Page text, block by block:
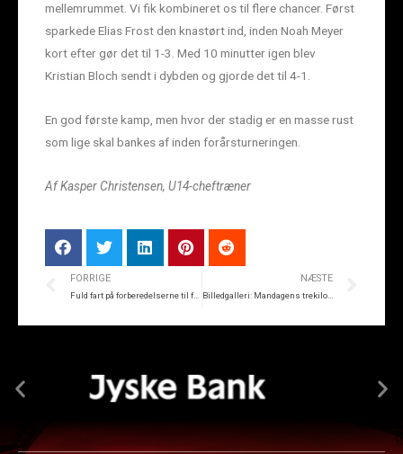
mellemrummet. Vi fik kombineret os til flere chancer. Først
sparkede Elias Frost den knastørt ind, inden Noah Meyer
kort efter gør det til 1-3. Med 10 minutter igen blev
Kristian Bloch sendt i dybden og gjorde det til 4-1.
En god første kamp, men hvor der stadig er en masse rust
som lige skal bankes af inden forårsturneringen.
Af Kasper Christensen, U14-cheftræner
FORRIGE
Fuld fart på forberedelserne til foråret
NÆSTE
Billedgalleri: Mandagens trekilometer-test